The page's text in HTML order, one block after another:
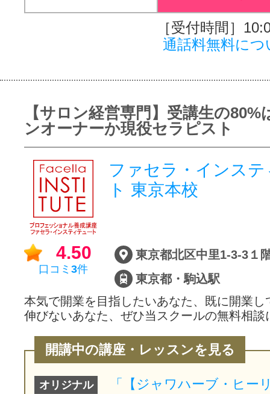
［受付時間］
通話料無料につ
【サロン経営専門】受講生の80%
ンオーナーか現役セラピスト
ファセラ・インス
ト 東京本校
4.50
口コミ 3件
東京都北区中里1-3-3１
東京都・駒込駅
本気で開業を目指したいあなた、既に開業し
伸びないあなた、ぜひ当スクールの無料相
開講中の講座・レッスンを見る
オリジナル